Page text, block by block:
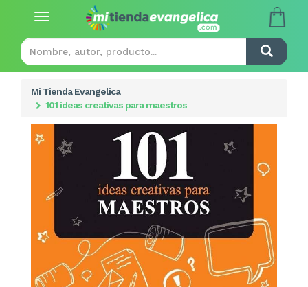
Toggle
Mi Tienda Evangelica
101 ideas creativas para maestros